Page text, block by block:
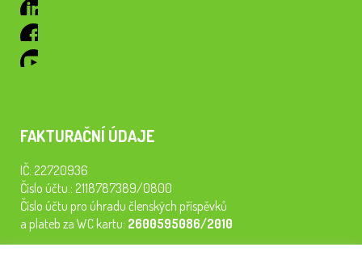
FAKTURAČNÍ ÚDAJE
IČ: 22720936
Číslo účtu.: 2118787389/0800
Číslo účtu pro úhradu členských příspěvků
a plateb za WC kartu: 2600595086/2010